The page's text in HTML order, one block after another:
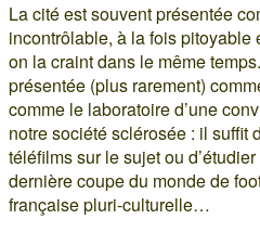
La cité est souvent présentée
incontrôlable, à la fois pitoyable
on la craint dans le même
présentée (plus rarement)
comme le laboratoire d’une
notre société sclérosée : il suffit
téléfilms sur le sujet ou
dernière coupe du monde de
française pluri-culturelle…